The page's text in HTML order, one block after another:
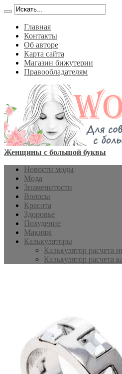
Главная
Контакты
Об авторе
Карта сайта
Магазин бижутерии
Правообладателям
Женщины с большой буквы
Новости моды
Мода
Знаменитости
Волосы
Красота
Здоровье
Похудение
Макияж
Калькуляторы
Калькулятор расчета
Калькулятор расчета